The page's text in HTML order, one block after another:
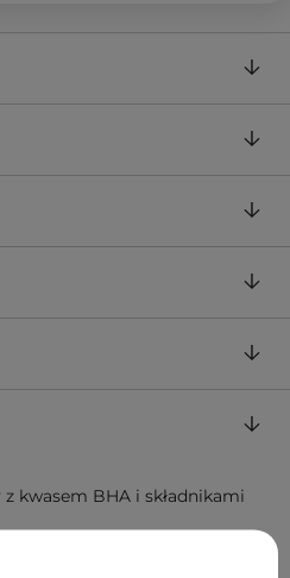
kwasem BHA i składnikami